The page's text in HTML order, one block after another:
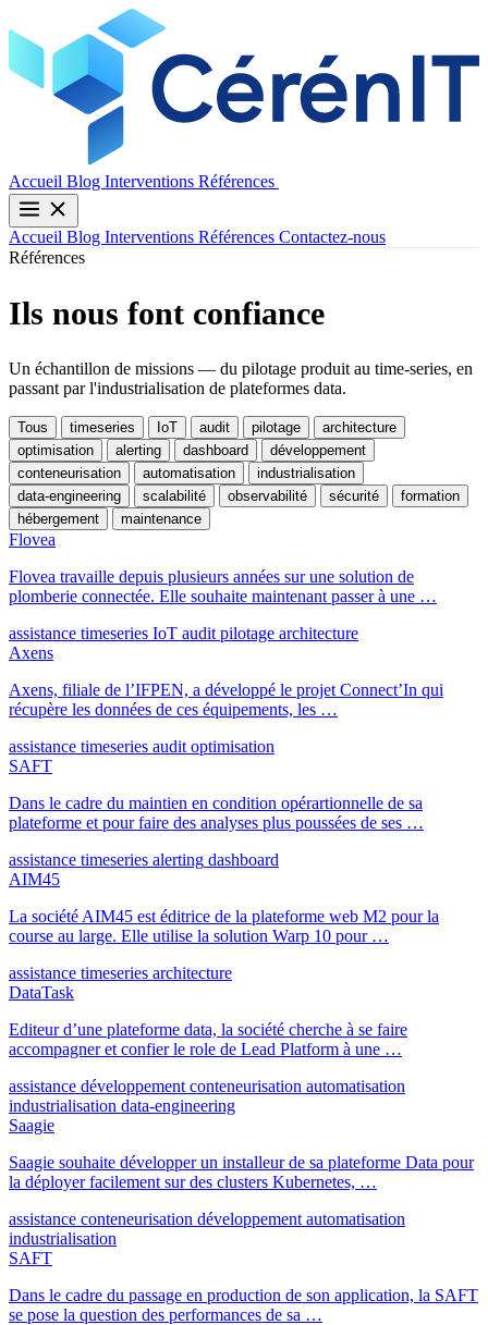
Accueil Blog Interventions Références
Accueil Blog Interventions Références Contactez-nous
Références
Ils nous font confiance
Un échantillon de missions — du pilotage produit au time-series, en
passant par l'industrialisation de plateformes data.
Tous timeseries IoT audit pilotage
architecture
optimisation
alerting dashboard
développement
conteneurisation
automatisation
industrialisation
data-engineering
scalabilité observabilité sécurité
formation
hébergement
maintenance
Flovea
Flovea travaille depuis plusieurs années sur une solution de
plomberie connectée. Elle souhaite maintenant passer à une …
assistance timeseries IoT audit pilotage architecture
Axens
Axens, filiale de l’IFPEN, a développé le projet Connect’In qui
récupère les données de ces équipements, les …
assistance timeseries audit optimisation
SAFT
Dans le cadre du maintien en condition opérartionnelle de sa
plateforme et pour faire des analyses plus poussées de ses …
assistance timeseries alerting dashboard
AIM45
La société AIM45 est éditrice de la plateforme web M2 pour la
course au large. Elle utilise la solution Warp 10 pour …
assistance timeseries architecture
DataTask
Editeur d’une plateforme data, la société cherche à se faire
accompagner et confier le role de Lead Platform à une …
assistance développement conteneurisation automatisation
industrialisation data-engineering
Saagie
Saagie souhaite développer un installeur de sa plateforme Data pour
la déployer facilement sur des clusters Kubernetes, …
assistance conteneurisation développement automatisation
industrialisation
SAFT
Dans le cadre du passage en production de son application, la SAFT
se pose la question des performances de sa …